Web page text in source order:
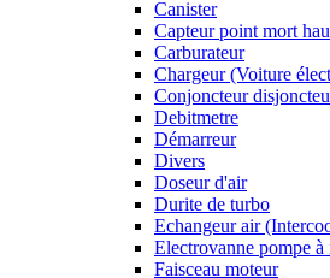
Canister
Capteur point mort
Carburateur
Chargeur (Voiture
Conjoncteur
Debitmetre
Démarreur
Divers
Doseur d'air
Durite de turbo
Echangeur air
Electrovanne pompe à
Faisceau moteur